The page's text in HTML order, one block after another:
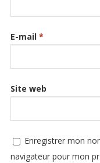
E-mail *
Site web
Enregistrer mon
navigateur pour mon